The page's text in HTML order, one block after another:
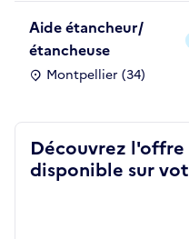
Aide étancheur/
étancheuse
Montpellier (34)
Découvrez
disponible sur